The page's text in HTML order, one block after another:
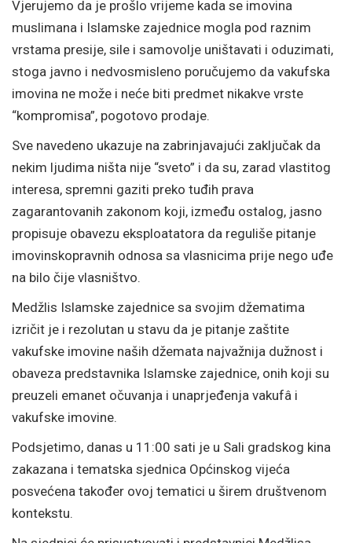
Vjerujemo da je prošlo vrijeme kada se imovina
muslimana i Islamske zajednice mogla pod raznim
vrstama presije, sile i samovolje uništavati i oduzimati,
stoga javno i nedvosmisleno poručujemo da vakufska
imovina ne može i neće biti predmet nikakve vrste
“kompromisa”, pogotovo prodaje.
Sve navedeno ukazuje na zabrinjavajući zaključak da
nekim ljudima ništa nije “sveto” i da su, zarad vlastitog
interesa, spremni gaziti preko tuđih prava
zagarantovanih zakonom koji, između ostalog, jasno
propisuje obavezu eksploatatora da reguliše pitanje
imovinskopravnih odnosa sa vlasnicima prije nego uđe
na bilo čije vlasništvo.
Medžlis Islamske zajednice sa svojim džematima
izričit je i rezolutan u stavu da je pitanje zaštite
vakufske imovine naših džemata najvažnija dužnost i
obaveza predstavnika Islamske zajednice, onih koji su
preuzeli emanet očuvanja i unaprjeđenja vakufâ i
vakufske imovine.
Podsjetimo, danas u 11:00 sati je u Sali gradskog kina
zakazana i tematska sjednica Općinskog vijeća
posvećena također ovoj tematici u širem društvenom
kontekstu.